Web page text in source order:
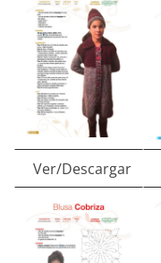
Ver/Descargar